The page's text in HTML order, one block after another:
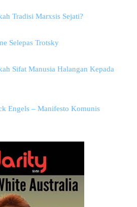
Tradisi Marxsis Sejati?
Selepas Trotsky
Sifat Manusia Halangan Kepada
Engels – Manifesto Komunis